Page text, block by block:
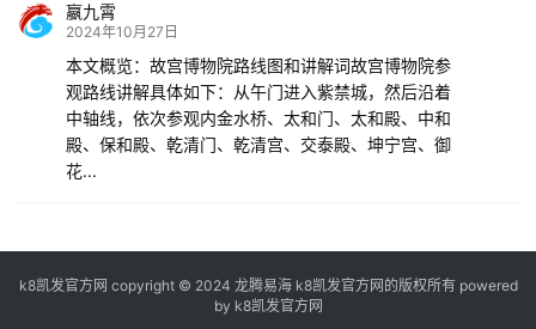
嬴九霄
2024年10月27日
本文概览：故宫博物院路线图和讲解词故宫博物院参
观路线讲解具体如下：从午门进入紫禁城，然后沿着
中轴线，依次参观内金水桥、太和门、太和殿、中和
殿、保和殿、乾清门、乾清宫、交泰殿、坤宁宫、御
花...
k8凯发官方网 copyright © 2024 龙腾易海 k8凯发官方网的版权所有 powered
by k8凯发官方网